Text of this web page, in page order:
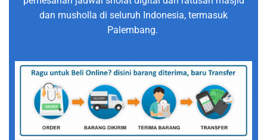
dan musholla di seluruh Indonesia, termasuk
Palembang.